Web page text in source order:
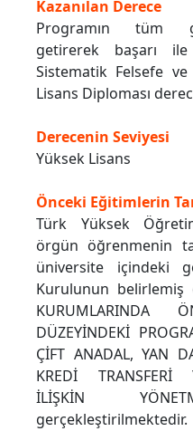
Kazanılan Derece
Programın tüm
getirerek başarı
Sistematik Felsefe
Lisans Diploması
Derecenin Seviyesi
Yüksek Lisans
Önceki Eğitimlerin
Türk Yüksek
örgün öğrenmenin
üniversite içindeki
Kurulunun belirlemiş
KURUMLARINDA
DÜZEYİNDEKİ
ÇİFT ANADAL, YAN
KREDİ TRANSFERİ
İLİŞKİN
gerçekleştirilmektedir.